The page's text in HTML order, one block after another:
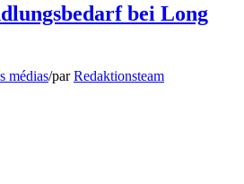
bei Long
médias/parRedaktionsteam